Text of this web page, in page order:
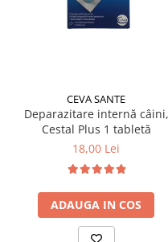
CEVA SANTE
Deparazitare internă câini,
Cestal Plus 1 tabletă
18,00 Lei
ADAUGA IN COS